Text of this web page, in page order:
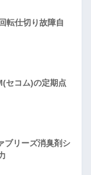
転仕切り故障自
セコム)の定期点
ブリーズ消臭剤シ